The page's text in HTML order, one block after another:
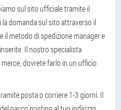
sul sito ufficiale tramite il
domanda sul sito attraverso il
il metodo di spedizione manager e
Il nostro specialista
dovrete farlo in un ufficio
posta o corriere 1-3 giorni. Il